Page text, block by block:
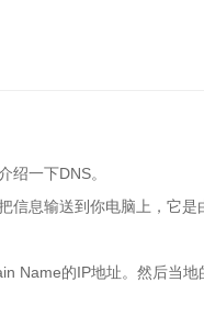
绍一下DNS。
信息输送到你电脑上，它是
Name的IP地址。然后当